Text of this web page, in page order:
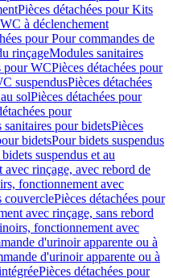
Pièces détachées pour Kits
à déclenchement
pour Pour commandes de
rinçageModules sanitaires
pour WCPièces détachées pour
suspendusPièces détachées
solPièces détachées pour
pour
sanitaires pour bidetsPièces
bidetsPour bidets suspendus
suspendus et au
rinçage, avec rebord de
fonctionnement avec
couverclePièces détachées pour
avec rinçage, sans rebord
fonctionnement avec
d'urinoir apparente ou à
d'urinoir apparente ou à
Pièces détachées pour